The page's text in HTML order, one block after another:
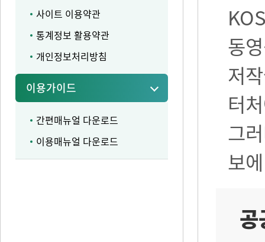
사이트 이용약관
통계정보 활용약관
개인정보처리방침
이용가이드
간편매뉴얼 다운로드
이용매뉴얼 다운로드
동
저
터
그
보